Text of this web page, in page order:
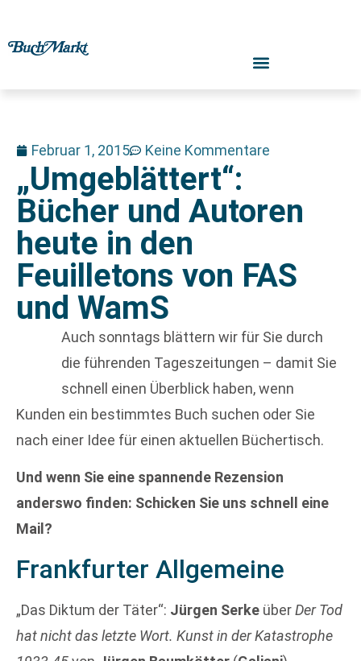
Februar 1, 2015 Keine Kommentare
„Umgeblättert“:
Bücher und Autoren
heute in den
Feuilletons von FAS
und WamS
Auch sonntags blättern wir für Sie durch
die führenden Tageszeitungen – damit Sie
schnell einen Überblick haben, wenn
Kunden ein bestimmtes Buch suchen oder Sie
nach einer Idee für einen aktuellen Büchertisch.
Und wenn Sie eine spannende Rezension
anderswo finden: Schicken Sie uns schnell eine
Mail?
Frankfurter Allgemeine
„Das Diktum der Täter“: Jürgen Serke überDer Tod
hat nicht das letzte Wort. Kunst in der Katastrophe